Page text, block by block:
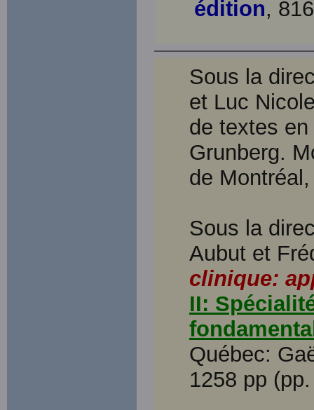
édition,
Sous la
et Luc
de textes
Grunberg.
de
Sous la
Aubut et
clinique:
II:
Québec:
1258 pp